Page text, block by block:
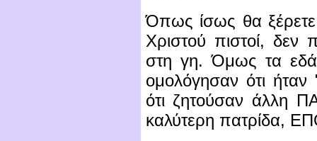
Όπως ίσως θα
Χριστού πιστοί,
στη γη. Όμως τα
ομολόγησαν ότι ήταν
ότι ζητούσαν άλλη
καλύτερη πατρίδα,